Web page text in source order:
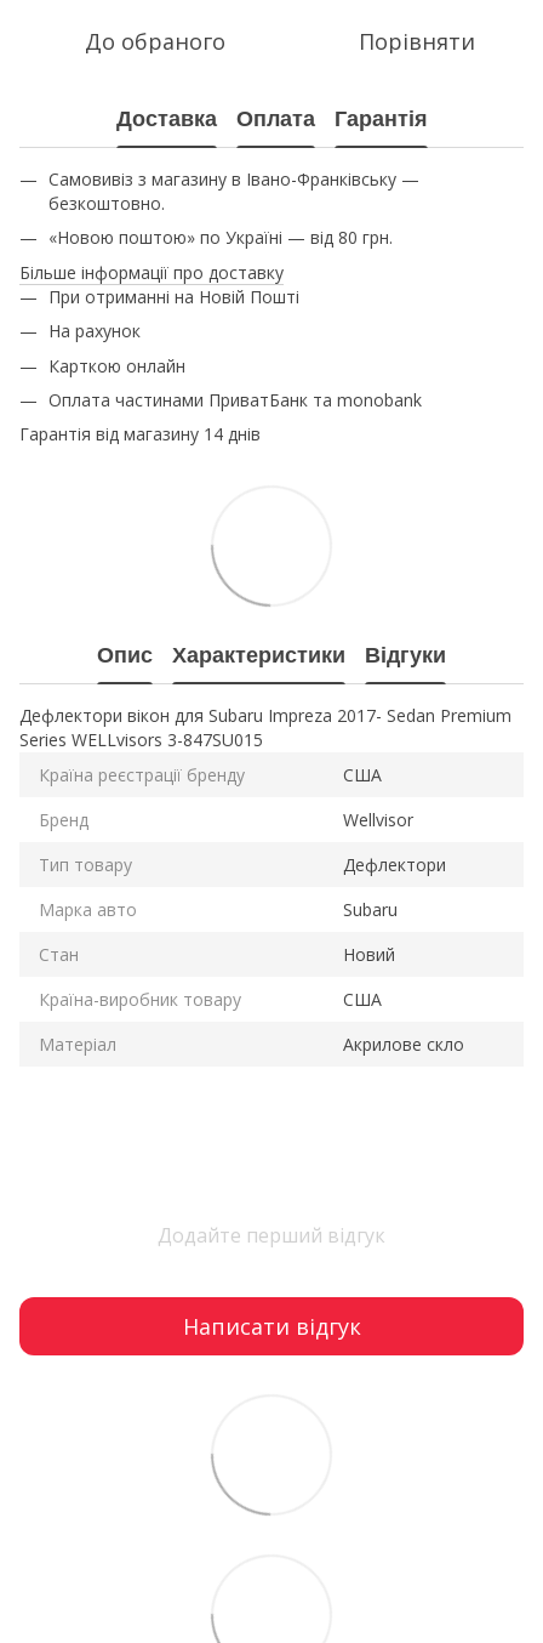
До обраного Порівняти
Доставка Оплата Гарантія
Самовивіз з магазину в Івано-Франківську —
безкоштовно.
«Новою поштою» по Україні — від 80 грн.
Більше інформації про доставку
При отриманні на Новій Пошті
На рахунок
Карткою онлайн
Оплата частинами ПриватБанк та monobank
Гарантія від магазину 14 днів
Опис Характеристики Відгуки
Дефлектори вікон для Subaru Impreza 2017- Sedan Premium
Series WELLvisors 3-847SU015
Країна реєстрації бренду
США
Бренд
Wellvisor
Тип товару
Дефлектори
Марка авто
Subaru
Стан
Новий
Країна-виробник товару
США
Матеріал
Акрилове скло
Додайте перший відгук
Написати відгук